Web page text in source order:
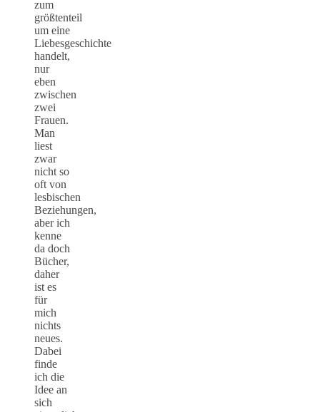
zum
größtenteil
um eine
Liebesgeschichte
handelt,
nur
eben
zwischen
zwei
Frauen.
Man
liest
zwar
nicht so
oft von
lesbischen
Beziehungen,
aber ich
kenne
da doch
Bücher,
daher
ist es
für
mich
nichts
neues.
Dabei
finde
ich die
Idee an
sich